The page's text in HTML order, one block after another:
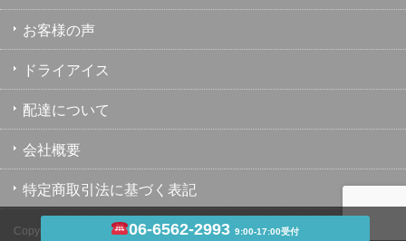
お客様の声
ドライアイス
配達について
会社概要
特定商取引法に基づく表記
Copyright © 超低温冷凍庫・冷凍ショーケース・業務用冷凍庫のユウキ
06-6562-29939:00-17:00受付